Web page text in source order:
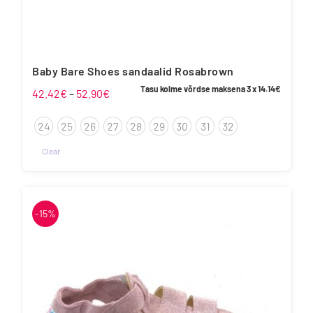
Baby Bare Shoes sandaalid Rosabrown
42.42€ – 52.90€ Hinnavahemik:
kuni
Tasu kolme võrdse maksena 3 x14.14€
24 25 26 27 28 29 30 31 32
Clear
on
mitu
tootelehel.
-15%